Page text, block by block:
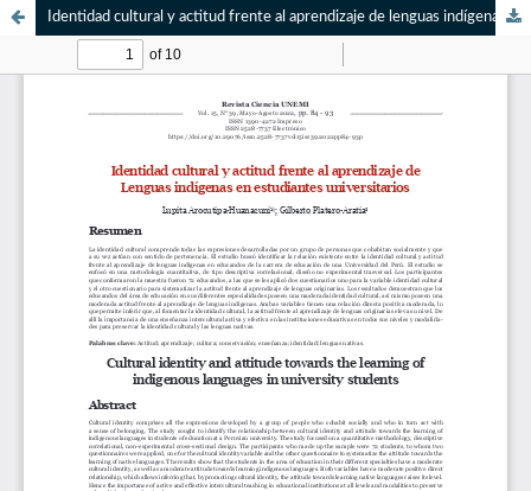
Identidad cultural y actitud frente al aprendizaje de lenguas indígenas en estudiantes universitarios